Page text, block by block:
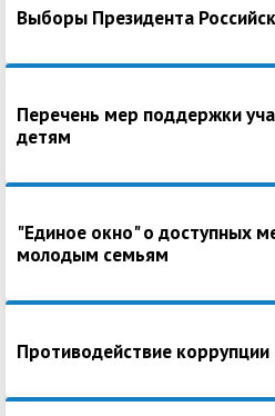
Выборы Президента
Перечень мер поддержки
детям
"Единое окно" о доступных
молодым семьям
Противодействие коррупции